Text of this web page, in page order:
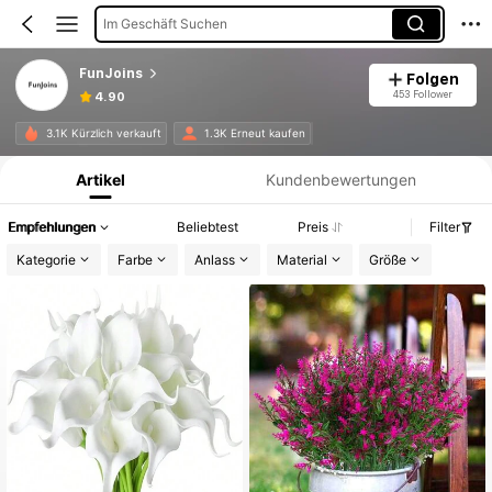
Im Geschäft Suchen
FunJoins
4.90
Folgen
453 Follower
3.1K Kürzlich verkauft 1.3K Erneut kaufen
Produktinformation: Preisangabe, Verkaufs- und Lagerbestandsdetails.
Artikel Kundenbewertungen
Empfehlungen Beliebtest Preis
Filter
Kategorie
Farbe Anlass Material Größe